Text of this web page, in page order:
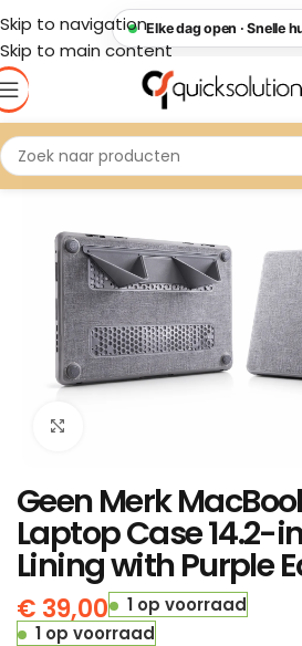
Elke dag open · Snelle
Skip to navigation
Skip to main content
Geen Merk
Laptop Case 14.2-
Lining with Purple
€ 39,00
1 op voorraad
1 op voorraad